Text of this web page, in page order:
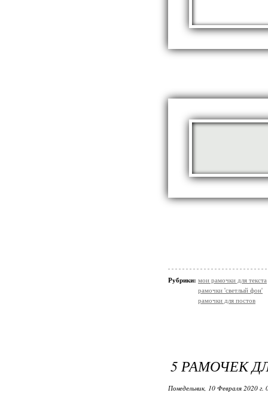
Рубрики: мои рамочки для текста
рамочки 'светлый фон'
рамочки для постов
5 РАМОЧЕК
Понедельник, 10 Февраля 2020